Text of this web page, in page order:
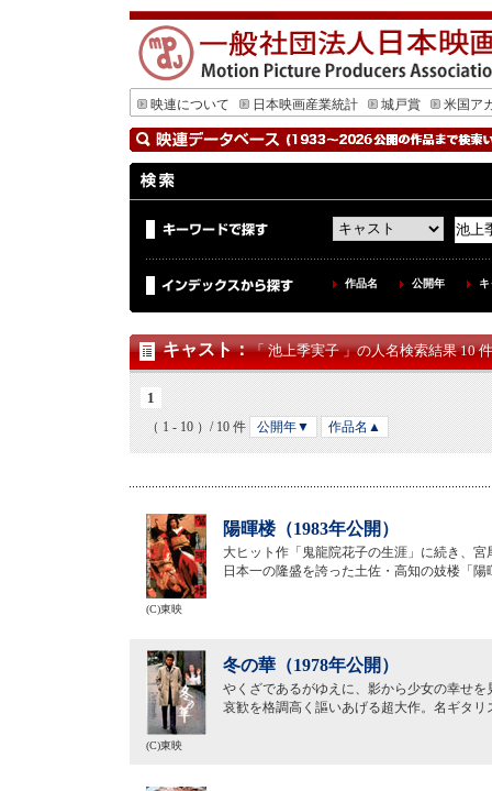
映連について 日本映画産業統計 城戸賞 米国ア
作品名 公開年
キャスト：「 池上季実子 」の人名検索結果 10 件
1
（ 1 - 10 ）/ 10 件 公開年▼ 作品名▲
陽暉楼（1983年公開）
大ヒット作「鬼龍院花子の生涯」に続き、
日本一の隆盛を誇った土佐・高知の妓楼「
(C)東映
冬の華（1978年公開）
やくざであるがゆえに、影から少女の幸せ
哀歓を格調高く謳いあげる超大作。名ギタ
(C)東映